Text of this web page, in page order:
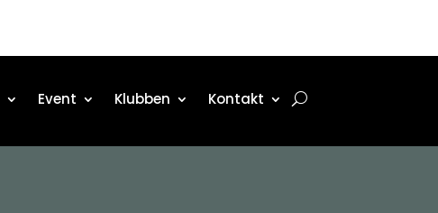
Event Klubben Kontakt